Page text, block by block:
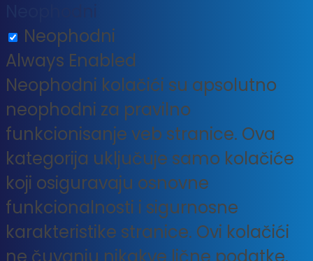
Neophodni
Always Enabled
Neophodni kolačići su apsolutno
neophodni za pravilno
funkcionisanje veb stranice. Ova
kategorija uključuje samo kolačiće
koji osiguravaju osnovne
funkcionalnosti i sigurnosne
karakteristike stranice. Ovi kolačići